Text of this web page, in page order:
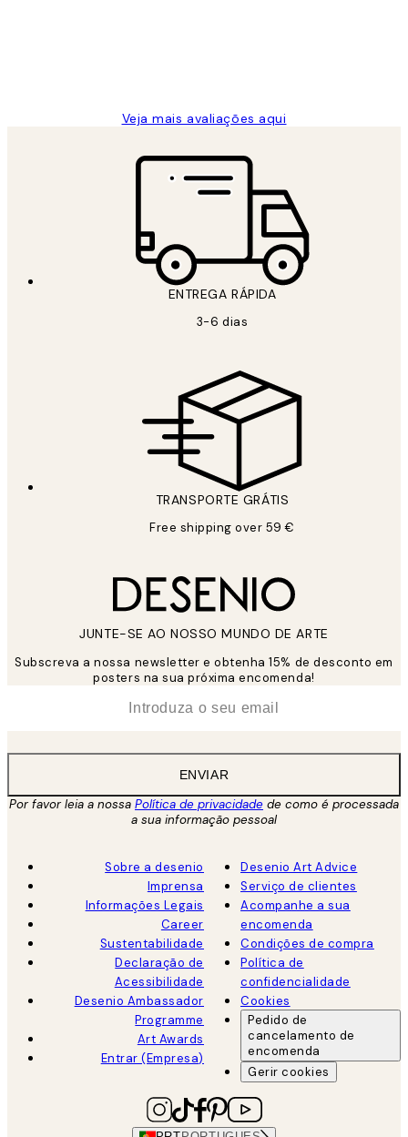
Veja mais avaliações aqui
ENTREGA RÁPIDA
3-6 dias
TRANSPORTE GRÁTIS
Free shipping over 59 €
JUNTE-SE AO NOSSO MUNDO DE ARTE
Subscreva a nossa newsletter e obtenha 15% de desconto em
posters na sua próxima encomenda!
ENVIAR
Por favor leia a nossa Política de privacidade de como é processada
a sua informação pessoal
Sobre a desenio
Imprensa
Informações Legais
Career
Sustentabilidade
Declaração de
Acessibilidade
Desenio Ambassador
Programme
Art Awards
Entrar (Empresa)
Desenio Art Advice
Serviço de clientes
Acompanhe a sua
encomenda
Condições de compra
Política de
confidencialidade
Cookies
Pedido de
cancelamento de
encomenda
Gerir cookies